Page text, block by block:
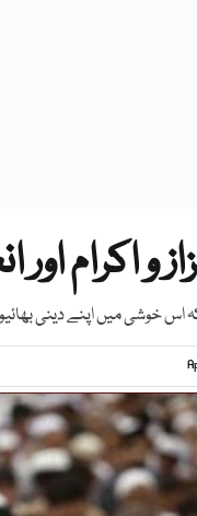
اکرام اور
خوشی میں اپنے دینی